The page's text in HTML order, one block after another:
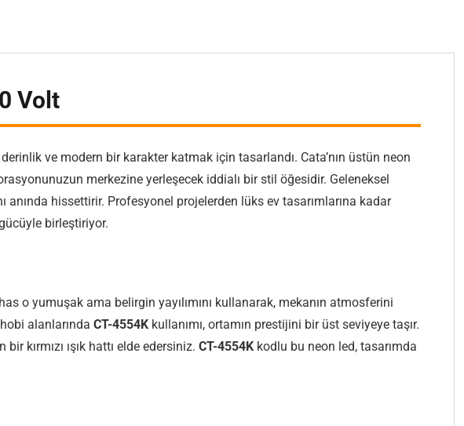
Volt
ve modern bir karakter katmak için tasarlandı. Cata’nın üstün neon
merkezine yerleşecek iddialı bir stil öğesidir. Geleneksel
anında hissettirir. Profesyonel projelerden lüks ev tasarımlarına kadar
birleştiriyor.
has o yumuşak ama belirgin yayılımını kullanarak, mekanın atmosferini
alanlarında CT-4554K kullanımı, ortamın prestijini bir üst seviyeye taşır.
kırmızı ışık hattı elde edersiniz. CT-4554K kodlu bu neon led, tasarımda